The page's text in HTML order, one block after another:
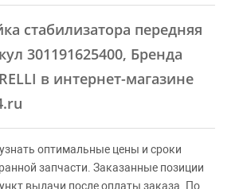
стабилизатора передняя
301191625400, Бренда
в интернет-магазине
оптимальные цены и сроки
запчасти. Заказанные позиции
выдачи после оплаты заказа. По